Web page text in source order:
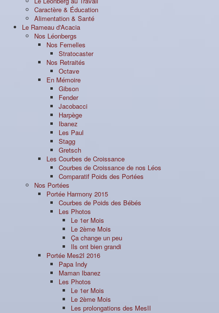
Caractère & Éducation
Alimentation & Santé
Le Rameau d'Acacia
Nos Léonbergs
Nos Femelles
Stratocaster
Nos Retraités
Octave
En Mémoire
Gibson
Fender
Jacobacci
Harpège
Ibanez
Les Paul
Stagg
Gretsch
Les Courbes de Croissance
Courbes de Croissance de nos Léos
Comparatif Poids des Portées
Nos Portées
Portée Harmony 2015
Courbes de Poids des Bébés
Les Photos
Le 1er Mois
Le 2ème Mois
Ça change un peu
Ils ont bien grandi
Portée Mes2I 2016
Papa Indy
Maman Ibanez
Les Photos
Le 1er Mois
Le 2ème Mois
Les prolongations des MesII